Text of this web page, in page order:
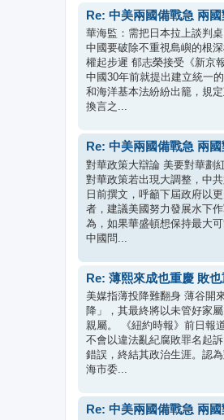
Re: 中美兩國備戰急 兩
華海監：需把日本拉上談判
中國要破除不重視島嶼的根
權起步遲 郁志榮接受《新京
中國30年前就提出建立統一
和海洋基本法紛紛出籠，規
換言之...
Re: 中美兩國備戰急 兩
對華政策大辯論 美要對華劃
對華政策若出現大調整，中
日前撰文，呼籲下屆政府以
者，建議美國努力發展水下
為，如果華盛頓想保持最大
中國問...
Re: 薄熙來成也重慶 敗
美媒指薄投降難翻身 薄谷開
降」，其最終將以未管好家
親屬。 《紐約時報》前日報
不會以違法亂紀腐敗罪名起
錯誤，終結其政治生涯。認
海市委...
Re: 中美兩國備戰急 兩